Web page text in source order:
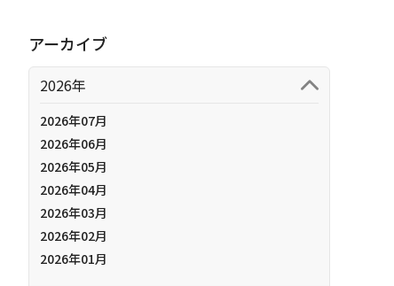
アーカイブ
2026年
2026年07月
2026年06月
2026年05月
2026年04月
2026年03月
2026年02月
2026年01月